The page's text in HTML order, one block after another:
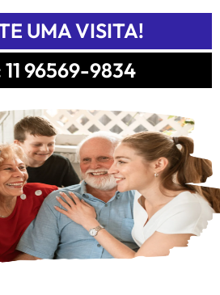
UMA VISITA!
11 96569-9834